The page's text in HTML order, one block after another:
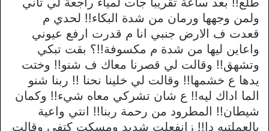
ولمن وجهها ورمان من شدة البكاء!! لحدي م
قعدت ف الارض جنبي انا م قدرت ارفع عيوني
واعاين ليها من شدة م مكسوفة!!؟ بقت تبكي
وتشهق!! وقالت لي قصرنا معاك ف شنو!! وختت
يدها ع خشمها!! وقالت لي خلينا نحنا !! ربنا شنو
الما اداك ليه!! ع شان تشركي معاه شيء!! وكمان
شيطان!! المطرود من رحمة ربنا!! انتي واعية
بالعملتيه دا!! زانفعلت شديد ومسكت كتفي وقالت